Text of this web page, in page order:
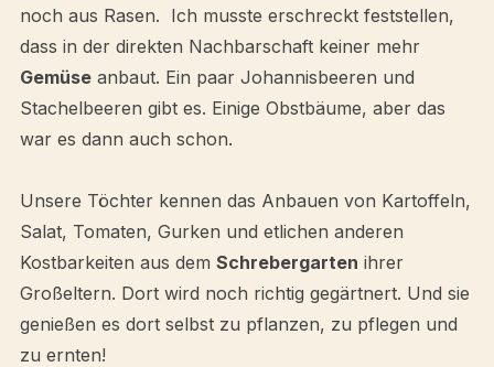
noch aus Rasen. Ich musste erschreckt feststellen,
dass in der direkten Nachbarschaft keiner mehr
Gemüseanbaut. Ein paar Johannisbeeren und
Stachelbeeren gibt es. Einige Obstbäume, aber das
war es dann auch schon.
Unsere Töchter kennen das Anbauen von Kartoffeln,
Salat, Tomaten, Gurken und etlichen anderen
Kostbarkeiten aus dem Schrebergarten ihrer
Großeltern. Dort wird noch richtig gegärtnert. Und sie
genießen es dort selbst zu pflanzen, zu pflegen und
zu ernten!